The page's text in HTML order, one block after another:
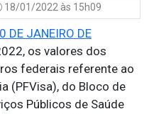
18/01/2022 às 15h09
DE JANEIRO DE
os valores dos
federais referente ao
(PFVisa), do Bloco de
Públicos de Saúde